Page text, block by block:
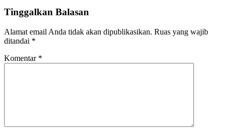
Tinggalkan Balasan
Alamat email Anda tidak akan dipublikasikan. Ruas yang wajib
ditandai *
Komentar *